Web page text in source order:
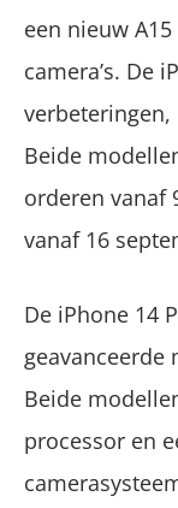
een nieuw
camera’s. De
Beide
orderen vanaf
vanaf 16
De iPhone 14
geavanceerde
Beide
processor en